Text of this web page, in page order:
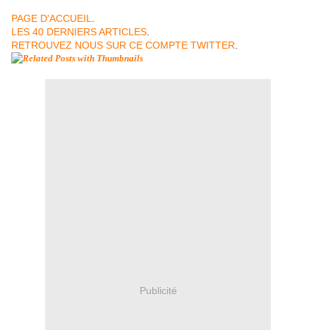
PAGE D'ACCUEIL
LES 40 DERNIERS ARTICLES
RETROUVEZ NOUS SUR CE COMPTE TWITTER
Publicité